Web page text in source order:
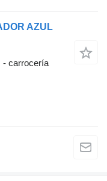
AZUL
- carrocería